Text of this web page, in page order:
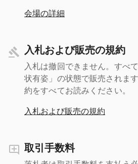
会場の詳細
入札および販売の規約
入札は撤回できません。すべ
状有姿」の状態で販売されま
約をすべてお読みください。
入札および販売の規約
取引手数料